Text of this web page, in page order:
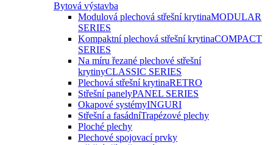
Bytová výstavba
Modulová plechová střešní krytinaMODULAR
SERIES
Kompaktní plechová střešní krytinaCOMPACT
SERIES
Na míru řezané plechové střešní
krytinyCLASSIC SERIES
Plechová střešní krytinaRETRO
Střešní panelyPANEL SERIES
Okapové systémyINGURI
Střešní a fasádníTrapézové plechy
Ploché plechy
Plechové spojovací prvky